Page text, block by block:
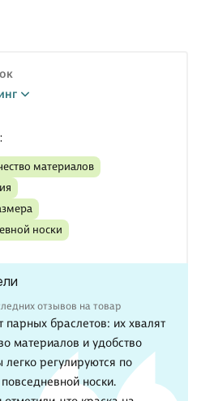
материалов
носки
отзывов на товар
парных браслетов: их хвалят
материалов и удобство
легко регулируются по
носки.